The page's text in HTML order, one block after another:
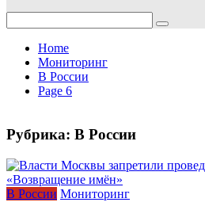
for:
Home
Мониторинг
В России
Page 6
Рубрика: В России
В России Мониторинг